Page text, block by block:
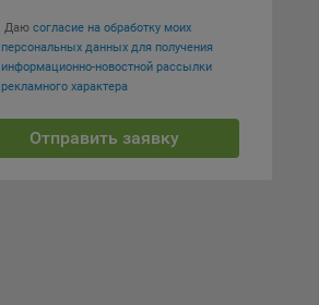
Даю согласие на обработку моих
персональных данных для получения
информационно-новостной рассылки
рекламного характера
Отправить заявку